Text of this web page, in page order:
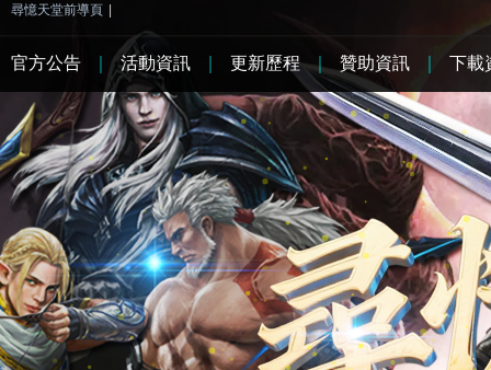
尋憶天堂前導頁